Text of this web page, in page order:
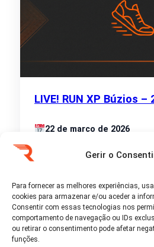
Gerir o
Para fornecer as melhores experiências,
cookies para armazenar e/ou aceder a
Consentir com essas tecnologias nos
comportamento de navegação ou IDs
ou retirar o consentimento pode afetar
funções.
LIVE! RUN XP Búzios –
22 de março de 2026
com música, bem-estar e
Ver